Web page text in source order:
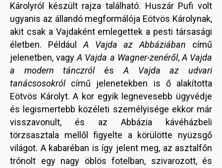
Károlyról készült rajza található. Huszár Pufi volt
ugyanis az állandó megformálója Eötvös Károlynak,
akit csak a Vajdaként emlegettek a pesti társasági
életben. PéldáulA Vajda az Abbáziában című
jelenetben, vagyA Vajda a Wagner-zenéről,A Vajda
a modern tánczról ésA Vajda az udvari
tanácsosokrólcímű jelenetekben is ő alakította
Eötvös Károlyt. A kor egyik legnevesebb ügyvédje
és legismertebb közéleti személyisége ekkor már
visszavonult, és az Abbázia kávéházbeli
törzsasztala mellől figyelte a körülötte nyüzsgő
világot. A kabaréban is így jelent meg, az asztalfőn
trónolt egy nagy öblös fotelban, szivarozott, és